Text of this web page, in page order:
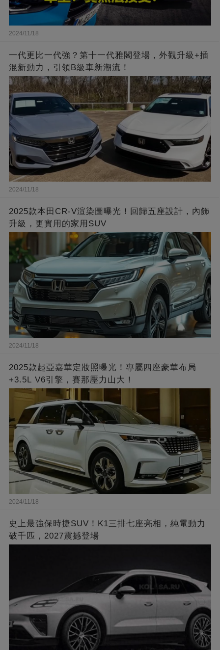
2024/11/18
一代更比一代強？第十一代雅閣登場，外觀升級+插
混新動力，引領B級車新潮流！
2024/11/18
2025款本田CR-V渲染圖曝光！回歸五座設計，內飾
升級，更實用的家用SUV
2024/11/18
2025款起亞嘉華定妝照曝光！專屬四座豪華布局
+3.5L V6引擎，賽那壓力山大！
2024/11/18
史上最強保時捷SUV！K1三排七座亮相，純電動力
破千匹，2027震撼登場